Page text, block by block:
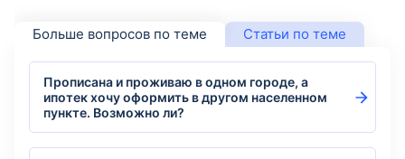
Больше вопросов по теме Статьи по теме
Прописана и проживаю в одном городе, а
ипотек хочу оформить в другом населенном
пункте. Возможно ли?